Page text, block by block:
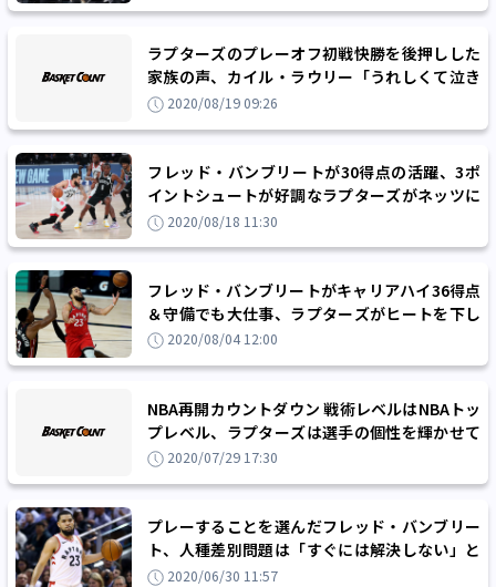
ラプターズのプレーオフ初戦快勝を後押しした
家族の声、カイル・ラウリー「うれしくて泣き
そうだった」
2020/08/19 09:26
フレッド・バンブリートが30得点の活躍、3ポ
イントシュートが好調なラプターズがネッツに
勝利2020/08/18 11:30
フレッド・バンブリートがキャリアハイ36得点
＆守備でも大仕事、ラプターズがヒートを下し
連勝2020/08/04 12:00
NBA再開カウントダウン 戦術レベルはNBAトッ
プレベル、ラプターズは選手の個性を輝かせて
連覇へ突き進む
2020/07/29 17:30
プレーすることを選んだフレッド・バンブリー
ト、人種差別問題は「すぐには解決しない」と
直球意見
2020/06/30 11:57